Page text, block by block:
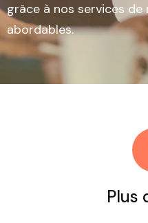
grâce à nos services
abordables.
Plus